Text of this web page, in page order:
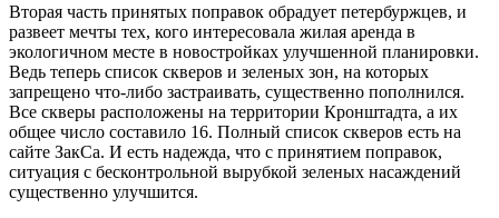
Вторая часть принятых поправок обрадует петербуржцев, и
развеет мечты тех, кого интересовала жилая аренда в
экологичном месте в новостройках улучшенной планировки.
Ведь теперь список скверов и зеленых зон, на которых
запрещено что-либо застраивать, существенно пополнился.
Все скверы расположены на территории Кронштадта, а их
общее число составило 16. Полный список скверов есть на
сайте ЗакСа. И есть надежда, что с принятием поправок,
ситуация с бесконтрольной вырубкой зеленых насаждений
существенно улучшится.